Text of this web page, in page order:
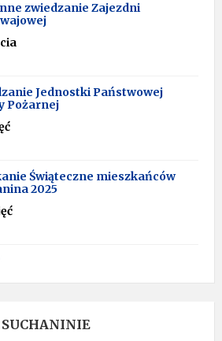
zwiedzanie Zajezdni
Jednostki Państwowej
Pożarnej
Świąteczne mieszkańców
2025
SUCHANINIE